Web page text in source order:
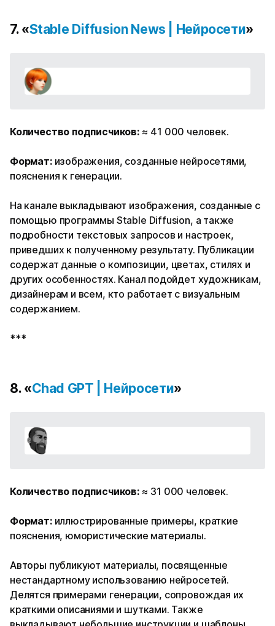
7. «Stable Diffusion News | Нейросети»
Количество подписчиков: ≈ 41 000 человек.
Формат: изображения, созданные нейросетями,
пояснения к генерации.
На канале выкладывают изображения, созданные с
помощью программы Stable Diffusion, а также
подробности текстовых запросов и настроек,
приведших к полученному результату. Публикации
содержат данные о композиции, цветах, стилях и
других особенностях. Канал подойдет художникам,
дизайнерам и всем, кто работает с визуальным
содержанием.
***
8. «Chad GPT | Нейросети»
Количество подписчиков: ≈ 31 000 человек.
Формат: иллюстрированные примеры, краткие
пояснения, юмористические материалы.
Авторы публикуют материалы, посвященные
нестандартному использованию нейросетей.
Делятся примерами генерации, сопровождая их
краткими описаниями и шутками. Также